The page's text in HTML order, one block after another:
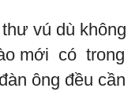
vú dù không
mới có trong
ông đều cần